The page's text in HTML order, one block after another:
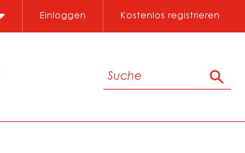
Einloggen Kostenlos registrieren
Suche